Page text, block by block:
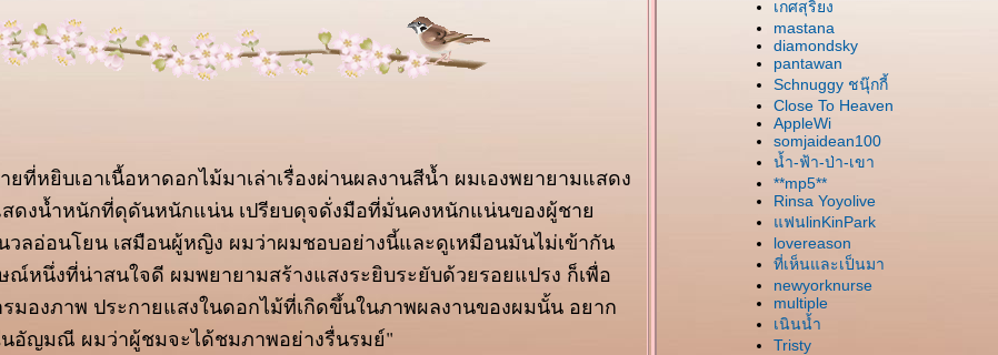
ยที่หยิบเอาเนื้อหาดอกไม้มาเล่าเรื่องผ่านผลงานสีน้ำ ผมเองพยายามแสดง
ดงน้ำหนักที่ดุดันหนักแน่น เปรียบดุจดั่งมือที่มั่นคงหนักแน่นของผู้ชา
ลอ่อนโยน เสมือนผู้หญิง ผมว่าผมชอบอย่างนี้และดูเหมือนมันไม่เข้ากัน
หนึ่งที่น่าสนใจดี ผมพยายามสร้างแสงระยิบระยับด้วยรอยแปรง ก็เพื่อ
มองภาพ ประกายแสงในดอกไม้ที่เกิดขึ้นในภาพผลงานของผมนั้น อยาก
อัญมณี ผมว่าผู้ชมจะได้ชมภาพอย่างรื่นรมย์"
เกศสุริยง
mastana
diamondsky
pantawan
Schnuggy ชนุ๊กกี้
Close To Heaven
AppleWi
somjaidean100
น้ำ-ฟ้า-ป่า-เขา
**mp5**
Rinsa Yoyolive
ฟนlinKinPark
lovereason
ที่เห็นและเป็นมา
newyorknurse
multiple
เนินน้ำ
Tristy